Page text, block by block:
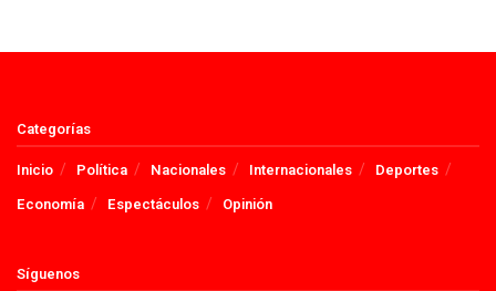
Categorías
Inicio
Política Nacionales Internacionales
Deportes
Economía
Espectáculos Opinión
Síguenos